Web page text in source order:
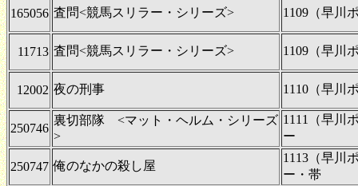
165056 査問<競馬スリラー・シリーズ> 1109（早川
11713 査問<競馬スリラー・シリーズ> 1109（早川
12002 夜の刑事 1110（早川
250746
裏切部隊 <マット・ヘルム・シリーズ
>
1111（早川
ー
250747 俺のなかの殺し屋
1113（早川
ー・帯